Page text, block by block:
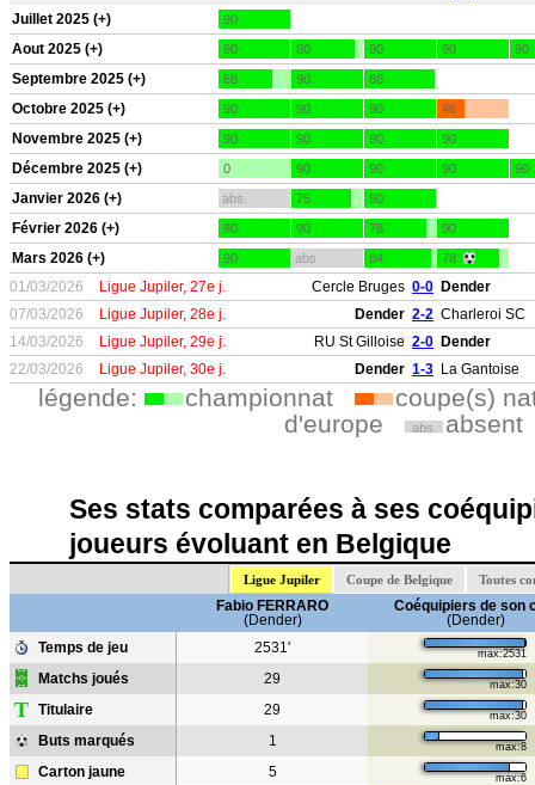
Juillet 2025 (+) 90
Aout 2025 (+) 90 80 90 90 90
Septembre 2025 (+) 68 90 88
Octobre 2025 (+) 90 90 90 46
Novembre 2025 (+) 90 90 90 90
Décembre 2025 (+) 0 90 90 90 90
Janvier 2026 (+) abs. 75 90
Février 2026 (+) 90 90 78 90
Mars 2026 (+) 90 abs. 84 78
01/03/2026 Ligue Jupiler, 27e j. Cercle Bruges 0-0 Dender
07/03/2026
Ligue Jupiler, 28e j. Dender 2-2 Charleroi SC
14/03/2026
Ligue Jupiler, 29e j. RU St Gilloise 2-0 Dender
22/03/2026
Ligue Jupiler, 30e j. Dender 1-3 La Gantoise
légende: championnat
coupe(s)
d'europe
abs. absent
Ses stats comparées à ses
joueurs évoluant en Belgique
Ligue Jupiler Coupe de Belgique Toutes
Fabio FERRARO
(Dender)
Coéquipiers de son
(Dender)
Temps de jeu
2531' max:2531
Matchs joués 29 max:30
T Titulaire 29 max:30
Buts marqués 1 max:8
Carton jaune 5 max:6